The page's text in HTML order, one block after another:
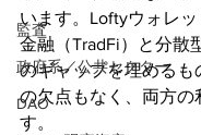
監査
政府系／公共セクター
DAO
います。Loftyウォレ
金融（TradFi）と分散
のギャップを埋めるも
の欠点もなく、両方の
す。